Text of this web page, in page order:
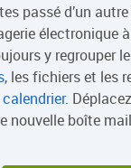
passé d’un
électronique
y regrouper
, les fichiers et les
calendrier.
nouvelle boîte